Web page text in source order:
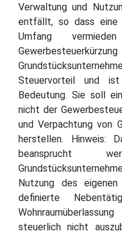
Verwaltung und
entfällt, so dass eine
Umfang
Steuervorteil und
Bedeutung. Sie soll
nicht der
und Verpachtung von
herstellen. Hinweis:
beansprucht
Nutzung des
definierte
steuerlich nicht